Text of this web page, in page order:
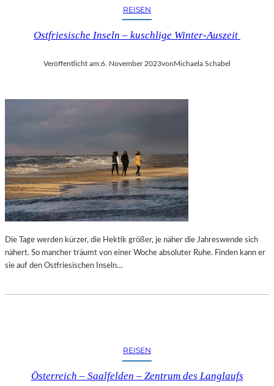
REISEN
Ostfriesische Inseln – kuschlige Winter-Auszeit
Veröffentlicht am:6. November 2023vonMichaela Schabel
Die Tage werden kürzer, die Hektik größer, je näher die Jahreswende sich
nähert. So mancher träumt von einer Woche absoluter Ruhe. Finden kann er
sie auf den Ostfriesischen Inseln…
REISEN
Österreich – Saalfelden – Zentrum des Langlaufs